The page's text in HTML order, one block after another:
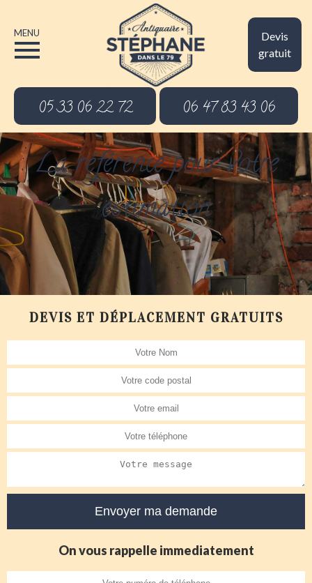
Devis
gratuit
MENU
05 33 06 22 72 06 47 83 43 06
La référence pour votre
estimation
DEVIS ET DÉPLACEMENT GRATUITS
On vous rappelle immediatement